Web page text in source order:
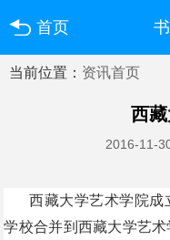
首页
您好！欢
当前位置： 资讯首页
西
2016-11-
西藏大学艺术学院成
学校合并到西藏大学艺